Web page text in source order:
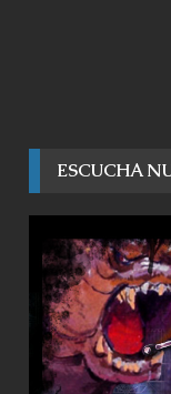
ESCUCHA